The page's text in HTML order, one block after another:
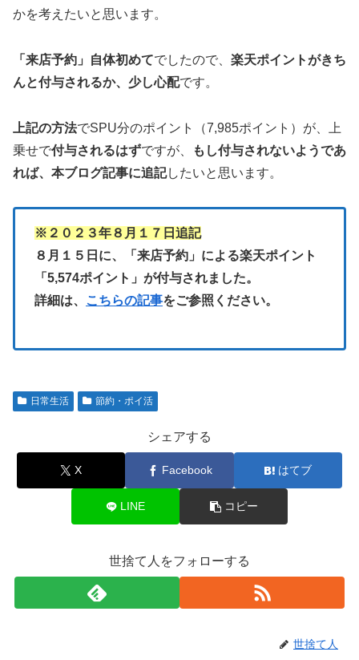
かを考えたいと思います。
「来店予約」自体初めてでしたので、 楽天ポイントがきち
んと付与されるか、少し心配です。
上記の方法でSPU分のポイント（7,985ポイント）が、上
乗せで付与されるはずですが、
もし付与されないようであ
れば、本ブログ記事に追記したいと思います。
※２０２３年８月１７日追記
８月１５日に、「来店予約」による楽天ポイント
「5,574ポイント」が付与されました。
詳細は、
こちらの記事をご参照ください。
日常生活 節約・ポイ活
シェアする
X Facebook はてブ
LINE コピー
世捨て人をフォローする
世捨て人